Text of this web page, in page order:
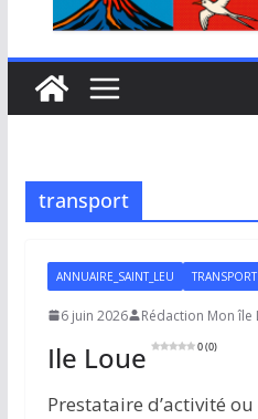
transport
ANNUAIRE_SAINT_LEU TRANSPORT
6 juin 2026 Rédaction Mon île
Ile Loue 0 (0)
Prestataire d’activité